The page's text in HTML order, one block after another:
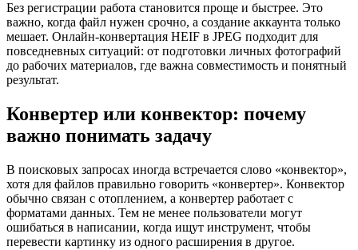
Без регистрации работа становится проще и быстрее. Это
важно, когда файл нужен срочно, а создание аккаунта только
мешает. Онлайн-конвертация HEIF в JPEG подходит для
повседневных ситуаций: от подготовки личных фотографий
до рабочих материалов, где важна совместимость и понятный
результат.
Конвертер или конвектор: почему
важно понимать задачу
В поисковых запросах иногда встречается слово «конвектор»,
хотя для файлов правильно говорить «конвертер». Конвектор
обычно связан с отоплением, а конвертер работает с
форматами данных. Тем не менее пользователи могут
ошибаться в написании, когда ищут инструмент, чтобы
перевести картинку из одного расширения в другое.